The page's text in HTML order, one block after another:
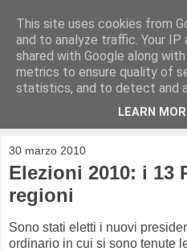
Tuttitalia.it
novità ed aggiornamenti su
30 marzo 2010
Elezioni 2010: i 13
regioni
Sono stati eletti i nuovi
ordinario in cui si sono tenute
This site uses cookies from
and to analyze traffic. Your IP
shared with Google along
metrics to ensure quality of
statistics, and to detect and
LEARN